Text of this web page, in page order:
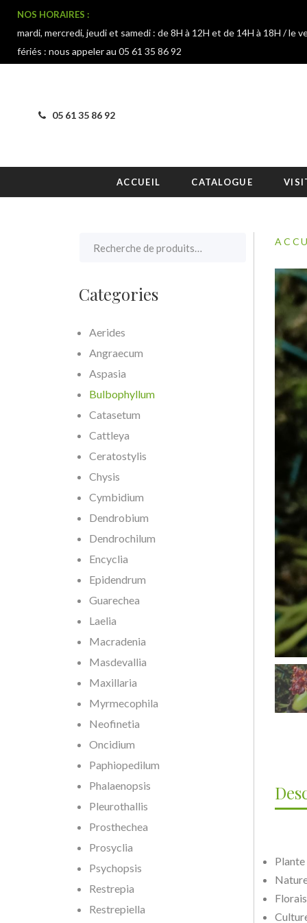
NOS HORAIRES :
mardi, mercredi, jeudi et samedi : de 8H à 12H et de 14H à 18H / le
fériés : nous appeler au 05 61 35 86 92
05 61 35 86 92
ACCUEIL CATALOGUE
Categories
Aerides
Angraecum
Aspasia
Bulbophyllum
Catasetum
Cattleya
Ceratostylis
Chysis
Cymbidium
Dendrobium
Dendrochilum
Encyclia
Epidendrum
Guarechea
Laelia
Macradenia
Masdevallia
Maxillaria
Myrmecophila
Neofinetia
Oncidium
Paphiopedilum
Phalaenopsis
Pleurothallis
Prosthechea
Prosyclia
Psychopsis
Restrepia
Restrepiella